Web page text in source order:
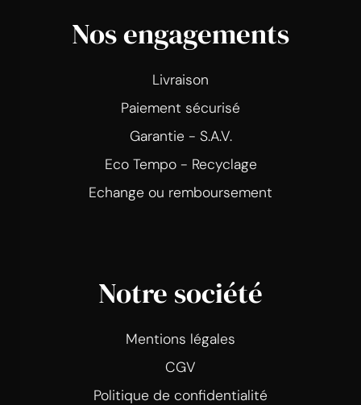
Nos engagements
Livraison
Paiement sécurisé
Garantie - S.A.V.
Eco Tempo - Recyclage
Echange ou remboursement
Notre société
Mentions légales
CGV
Politique de confidentialité